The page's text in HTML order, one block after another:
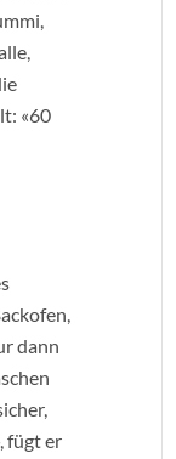
«60
dann
fügt er